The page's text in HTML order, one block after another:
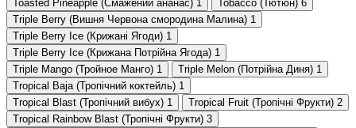
Toasted Pineapple (Смажений ананас) 1 Tobacco (Тютюн) 6
Triple Berry (Вишня Червона смородина Малина) 1
Triple Berry Ice (Крижані Ягоди) 1
Triple Berry Ice (Крижана Потрійна Ягода) 1
Triple Mango (Тройное Манго) 1 Triple Melon (Потрійна Диня) 1
Tropical Baja (Тропічний коктейль) 1
Tropical Blast (Тропічний вибух) 1 Tropical Fruit (Тропічні Фрукти) 2
Tropical Rainbow Blast (Тропічні Фрукти) 3